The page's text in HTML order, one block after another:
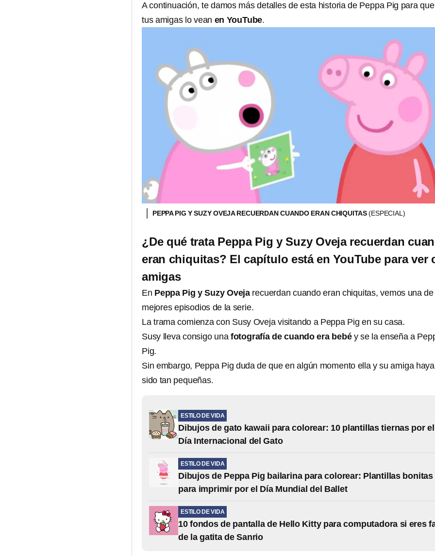
A continuación, te damos más detalles de esta historia de Peppa Pig para
tus amigas lo vean en YouTube.
PEPPA PIG Y SUZY OVEJA RECUERDAN CUANDO ERAN CHIQUITAS(ESPECIAL)
¿De qué trata Peppa Pig y Suzy Oveja recuerdan
eran chiquitas? El capítulo está en YouTube para ver
amigas
En Peppa Pig y Suzy Oveja recuerdan cuando eran chiquitas, vemos una
mejores episodios de la serie.
La trama comienza con Susy Oveja visitando a Peppa Pig en su casa.
Susy lleva consigo una fotografía de cuando era bebéy se la enseña a
Pig.
Sin embargo, Peppa Pig duda de que en algún momento ella y su amiga haya
sido tan pequeñas.
ESTILO DE VIDA
Dibujos de gato kawaii para colorear: 10 plantillas tiernas por el
Día Internacional del Gato
ESTILO DE VIDA
Dibujos de Peppa Pig bailarina para colorear: Plantillas bonitas
para imprimir por el Día Mundial del Ballet
ESTILO DE VIDA
10 fondos de pantalla de Hello Kitty para computadora si eres
de la gatita de Sanrio